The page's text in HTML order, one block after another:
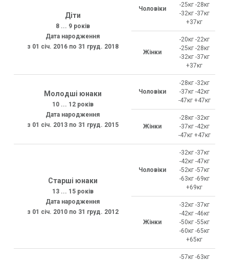
Діти
8 ... 9 років
Дата народження
з 01 січ. 2016 по 31 груд. 2018
Чоловіки
-25кг -28кг
-32кг -37кг
+37кг
Жінки
-20кг -22кг
-25кг -28кг
-32кг -37кг
+37кг
Молодші юнаки
10 ... 12 років
Дата народження
з 01 січ. 2013 по 31 груд. 2015
Чоловіки
-28кг -32кг
-37кг -42кг
-47кг +47кг
Жінки
-28кг -32кг
-37кг -42кг
-47кг +47кг
Старші юнаки
13 ... 15 років
Дата народження
з 01 січ. 2010 по 31 груд. 2012
Чоловіки
-32кг -37кг
-42кг -47кг
-52кг -57кг
-63кг -69кг
+69кг
Жінки
-32кг -37кг
-42кг -46кг
-50кг -55кг
-60кг -65кг
+65кг
-57кг -63кг